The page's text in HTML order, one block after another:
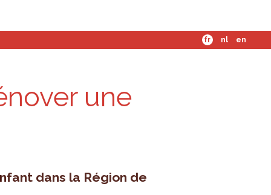
fr nl en
une
dans la Région de